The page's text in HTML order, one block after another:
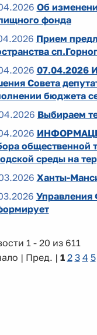
Об
фонда
Прием
07.04.2026
Совета
бюджета
Выбираем
общественной
среды на
Ханты-
Управления
1 - 20 из 611
| Пред. | 1 2 3 4 5